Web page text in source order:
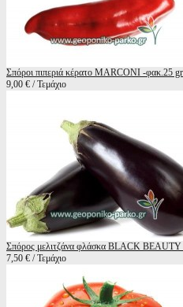
Σπόροι πιπεριά κέρατο MARCONI -φακ.25 gr
9,00 € / Τεμάχιο
Σπόρος μελιτζάνα φλάσκα BLACK
7,50 € / Τεμάχιο